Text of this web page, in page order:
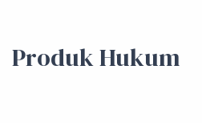
Produk Hukum